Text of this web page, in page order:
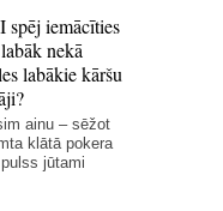
spēj iemācīties
nekā
labākie kāršu
ainu – sēžot
klātā pokera
jūtami